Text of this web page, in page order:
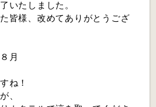
いたしました。
皆様、改めてありがとうござ
月
ね！
、